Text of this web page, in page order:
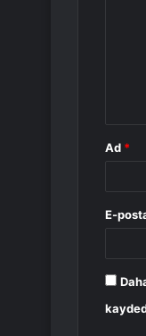
Ad *
E-